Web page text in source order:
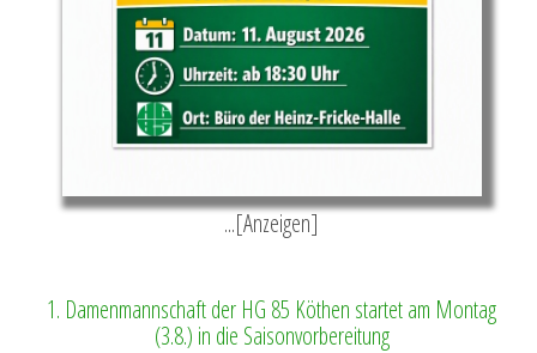
...[Anzeigen]
1. Damenmannschaft der HG 85 Köthen startet am Montag
(3.8.) in die Saisonvorbereitung